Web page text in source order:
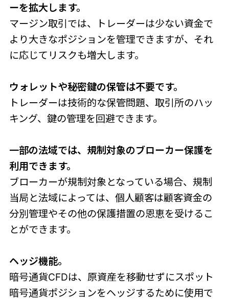
ーを拡大します。
マージン取引では、トレーダーは少ない資金で
より大きなポジションを管理できますが、それ
に応じてリスクも増大します。
ウォレットや秘密鍵の保管は不要です。
トレーダーは技術的な保管問題、取引所のハッ
キング、鍵の管理を回避できます。
一部の法域では、規制対象のブローカー保護を
利用できます。
ブローカーが規制対象となっている場合、規制
当局と法域によっては、個人顧客は顧客資金の
分別管理やその他の保護措置の恩恵を受けるこ
とができます。
ヘッジ機能。
暗号通貨CFDは、原資産を移動せずにスポット
暗号通貨ポジションをヘッジするために使用で